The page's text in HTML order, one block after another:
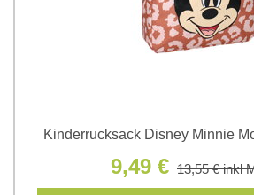
Kinderrucksack Disney Minnie
9,49 € 13,55 €inkl